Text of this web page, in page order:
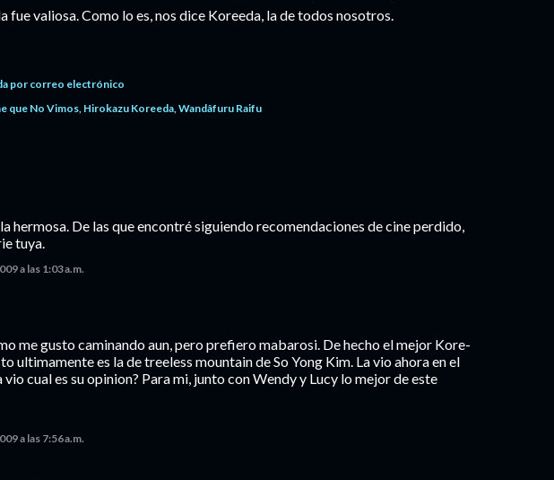
fue valiosa. Como lo es, nos dice Koreeda, la de todos nosotros.
por correo electrónico
que No Vimos Hirokazu Koreeda Wandâfuru Raifu
hermosa. De las que encontré siguiendo recomendaciones de cine perdido,
tuya.
a las 1:03 a.m.
me gusto caminando aun, pero prefiero mabarosi. De hecho el mejor Kore-
ultimamente es la de treeless mountain de So Yong Kim. La vio ahora en el
vio cual es su opinion? Para mi, junto con Wendy y Lucy lo mejor de este
a las 7:56 a.m.